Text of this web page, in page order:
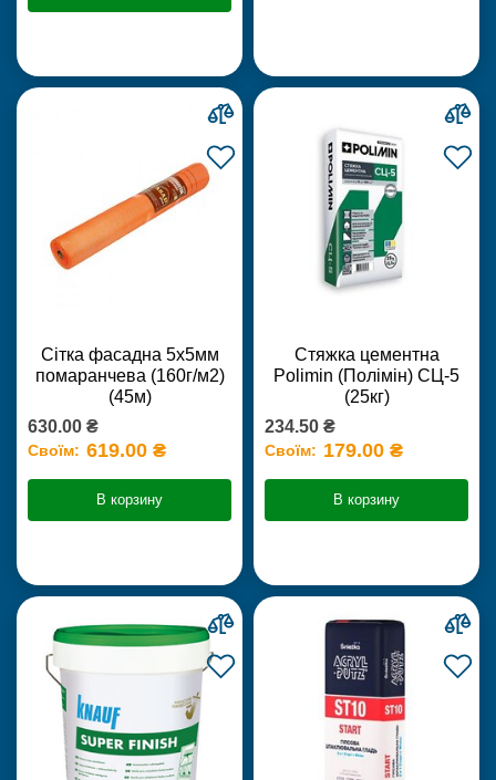
Сітка фасадна 5х5мм
помаранчева (160г/м2)
(45м)
630.00 ₴
Своїм: 619.00 ₴
В корзину
Стяжка цементна
Polimin (Полімін) СЦ-5
(25кг)
234.50 ₴
Своїм: 179.00 ₴
В корзину